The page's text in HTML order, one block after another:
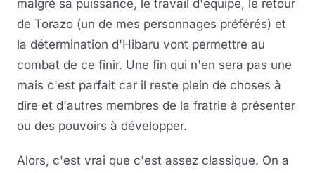
malgré sa puissance, le travail d'équipe, le retour
de Torazo (un de mes personnages préférés) et
la détermination d'Hibaru vont permettre au
combat de ce finir. Une fin qui n'en sera pas une
mais c'est parfait car il reste plein de choses à
dire et d'autres membres de la fratrie à présenter
ou des pouvoirs à développer.
Alors, c'est vrai que c'est assez classique. On a